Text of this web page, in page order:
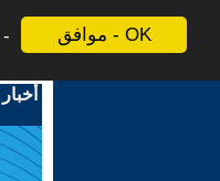
موافق - OK